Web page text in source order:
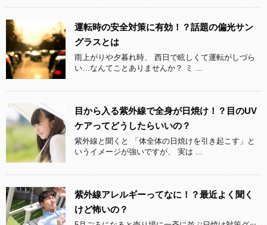
運転時の安全対策に有効！？話題の偏光サン
グラスとは
雨上がりや夕暮れ時、 西日で眩しくて運転がしづら
い…なんてことありませんか？ ミ ...
目から入る紫外線で全身が日焼け！？目のUV
ケアってどうしたらいいの？
紫外線と聞くと 「体全体の日焼けを引き起こす」と
いうイメージが強いですが、 実は ...
紫外線アレルギーってなに！？最近よく聞く
けど怖いの？